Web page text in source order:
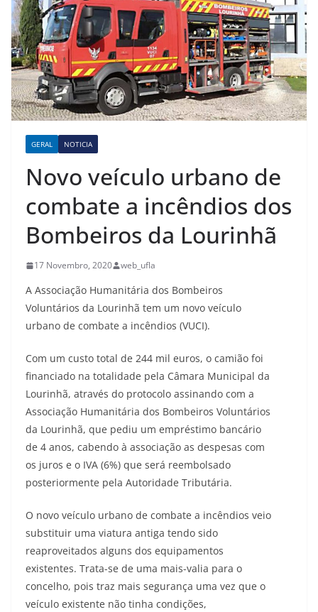
GERAL NOTICIA
Novo veículo urbano de
combate a incêndios dos
Bombeiros da Lourinhã
17 Novembro, 2020 web_ufla
A Associação Humanitária dos Bombeiros
Voluntários da Lourinhã tem um novo veículo
urbano de combate a incêndios (VUCI).
Com um custo total de 244 mil euros, o camião foi
financiado na totalidade pela Câmara Municipal da
Lourinhã, através do protocolo assinando com a
Associação Humanitária dos Bombeiros Voluntários
da Lourinhã, que pediu um empréstimo bancário
de 4 anos, cabendo à associação as despesas com
os juros e o IVA (6%) que será reembolsado
posteriormente pela Autoridade Tributária.
O novo veículo urbano de combate a incêndios veio
substituir uma viatura antiga tendo sido
reaproveitados alguns dos equipamentos
existentes. Trata-se de uma mais-valia para o
concelho, pois traz mais segurança uma vez que o
veículo existente não tinha condições,